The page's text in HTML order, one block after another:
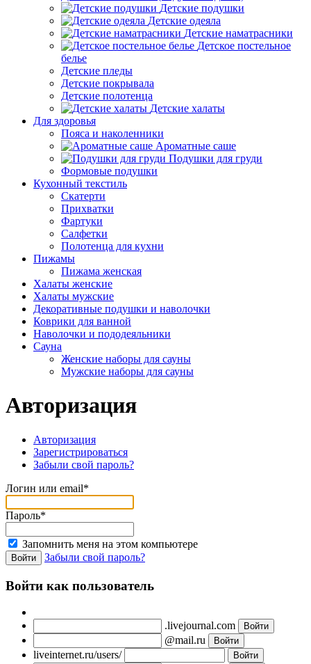
Детские подушки
Детские одеяла
Детские наматрасники
Детское постельное
белье
Детские пледы
Детские покрывала
Детские полотенца
Детские халаты
Для здоровья
Пояса и наколенники
Ароматные саше
Подушки для груди
Формовые подушки
Кухонный текстиль
Скатерти
Прихватки
Фартуки
Салфетки
Полотенца для кухни
Пижамы
Пижама женская
Халаты женские
Халаты мужские
Декоративные подушки и наволочки
Коврики для ванной
Наволочки и пододеяльники
Сауна
Женские наборы для сауны
Мужские наборы для сауны
Авторизация
Авторизация
Зарегистрироваться
Забыли свой пароль?
Логин или email*
Пароль*
Запомнить меня на этом компьютере
Забыли свой пароль?
Войти как пользователь
.livejournal.com
@mail.ru
liveinternet.ru/users/